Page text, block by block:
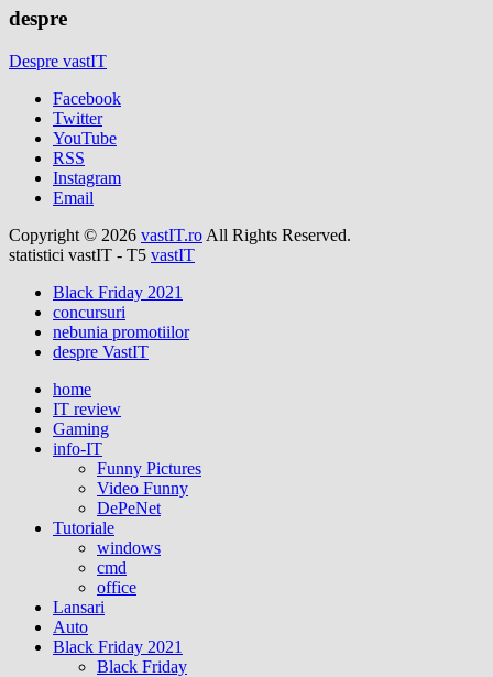
despre
Despre vastIT
Facebook
Twitter
YouTube
RSS
Instagram
Email
Copyright © 2026 vastIT.ro All Rights Reserved.
statistici vastIT - T5 vastIT
Black Friday 2021
concursuri
nebunia promotiilor
despre VastIT
home
IT review
Gaming
info-IT
Funny Pictures
Video Funny
DePeNet
Tutoriale
windows
cmd
office
Lansari
Auto
Black Friday 2021
Black Friday